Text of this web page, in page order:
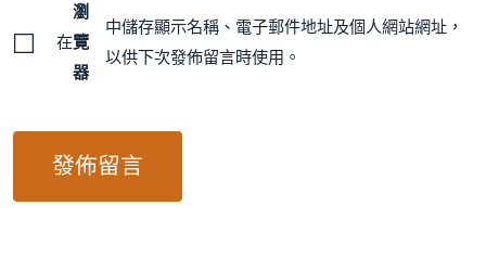
在
瀏
覽
器
中儲存顯示名稱、電子郵件地址及個人網站網址，
以供下次發佈留言時使用。